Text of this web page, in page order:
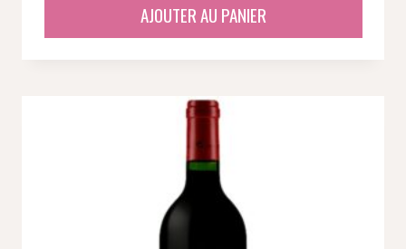
était :
est :
AJOUTER AU PANIER